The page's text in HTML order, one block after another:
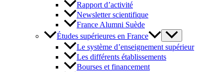
Rapport d’activité
Newsletter scientifique
France Alumni Suède
Études supérieures en France
Le système d’enseignement supérieur
Les différents établissements
Bourses et financement